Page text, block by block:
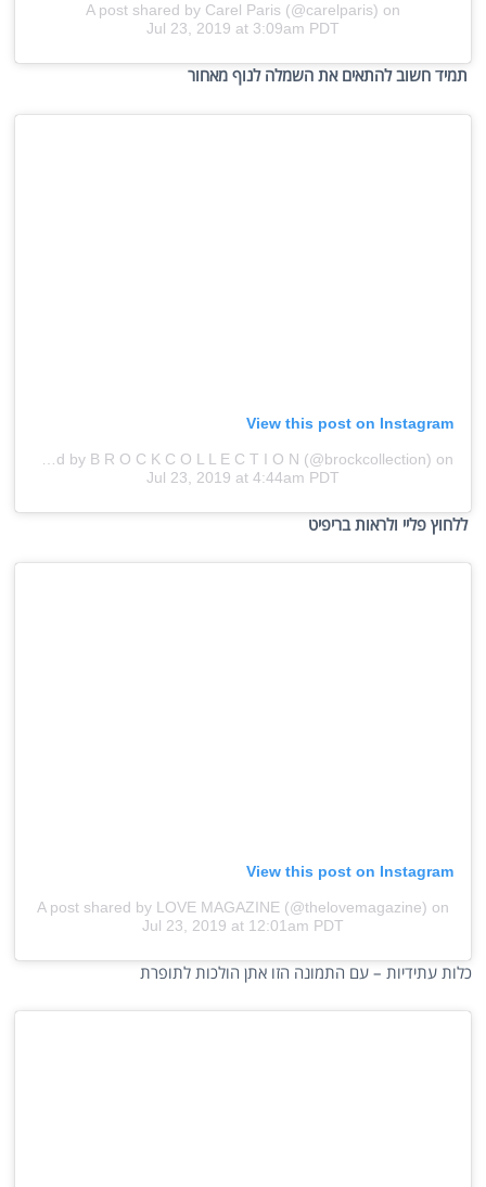
A post shared by Carel Paris (@carelparis) on
Jul 23, 2019 at 3:09am PDT
תמיד חשוב להתאים את השמלה לנוף מאחור
View this post on Instagram
on
Jul 23, 2019 at 4:44am PDT
ללחוץ פליי ולראות בריפיט
View this post on Instagram
A post shared by LOVE MAGAZINE (@thelovemagazine) on
Jul 23, 2019 at 12:01am PDT
כלות עתידיות – עם התמונה הזו אתן הולכות לתופרת